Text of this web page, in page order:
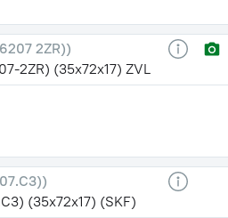
2ZR))
2ZR) (35х72х17) ZVL
(35х72х17) (SKF)